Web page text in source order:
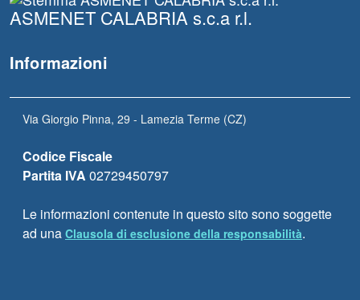
ASMENET CALABRIA s.c.a r.l.
Informazioni
Via Giorgio Pinna, 29 - Lamezia Terme (CZ)
Codice Fiscale
Partita IVA 02729450797
Le informazioni contenute in questo sito sono soggette
ad una Clausola di esclusione della responsabilità.